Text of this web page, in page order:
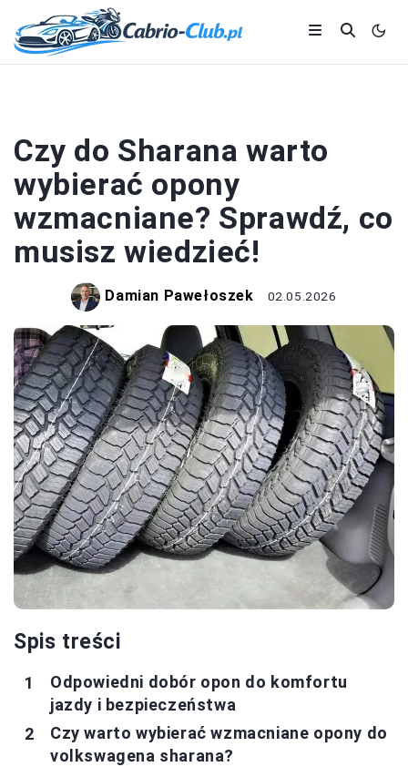
Czy do Sharana warto
wybierać opony
wzmacniane? Sprawdź, co
musisz wiedzieć!
Damian Pawełoszek 02.05.2026
Spis treści
Odpowiedni dobór opon do komfortu
jazdy i bezpieczeństwa
Czy warto wybierać wzmacniane opony do
volkswagena sharana?